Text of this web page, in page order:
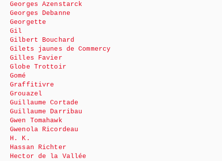
Georges Azenstarck
Georges Debanne
Georgette
Gil
Gilbert Bouchard
Gilets jaunes de Commercy
Gilles Favier
Globe Trottoir
Gomé
Graffitivre
Grouazel
Guillaume Cortade
Guillaume Darribau
Gwen Tomahawk
Gwenola Ricordeau
H. K.
Hassan Richter
Hector de la Vallée